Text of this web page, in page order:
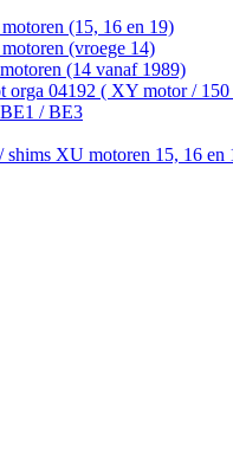
(15, 16 en 19)
(vroege 14)
(14 vanaf 1989)
orga 04192 ( XY motor / 150
/ BE3
shims XU motoren 15, 16 en